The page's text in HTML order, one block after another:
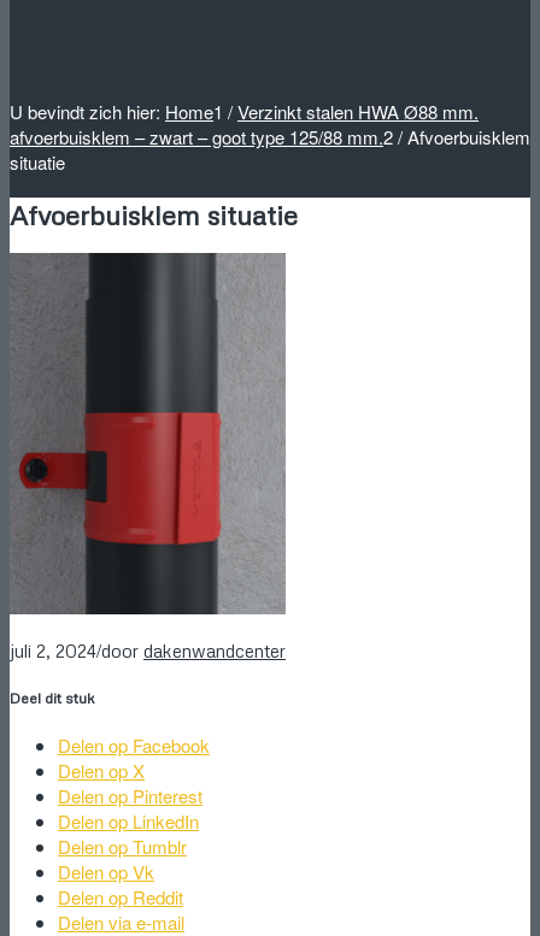
U bevindt zich hier: Home1 /Verzinkt stalen HWA Ø88 mm.
afvoerbuisklem – zwart – goot type 125/88 mm.2/Afvoerbuisklem
situatie
Afvoerbuisklem situatie
juli 2, 2024/door dakenwandcenter
Deel dit stuk
Delen op Facebook
Delen op X
Delen op Pinterest
Delen op LinkedIn
Delen op Tumblr
Delen op Vk
Delen op Reddit
Delen via e-mail